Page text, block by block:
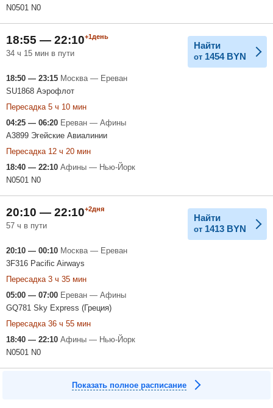
N0501 N0
18:55 — 22:10+1день
34 ч 15 мин в пути
Найти
от 1454 BYN
18:50 — 23:15 Москва — Ереван
SU1868 Аэрофлот
Пересадка 5 ч 10 мин
04:25 — 06:20 Ереван — Афины
A3899 Эгейские Авиалинии
Пересадка 12 ч 20 мин
18:40 — 22:10 Афины — Нью-Йорк
N0501 N0
20:10 — 22:10+2дня
57 ч в пути
Найти
от 1413 BYN
20:10 — 00:10 Москва — Ереван
3F316 Pacific Airways
Пересадка 3 ч 35 мин
05:00 — 07:00 Ереван — Афины
GQ781 Sky Express (Греция)
Пересадка 36 ч 55 мин
18:40 — 22:10 Афины — Нью-Йорк
N0501 N0
Показать полное расписание